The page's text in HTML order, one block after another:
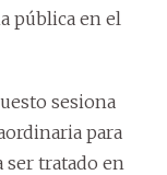
pública en el
sesiona
para
ser tratado en